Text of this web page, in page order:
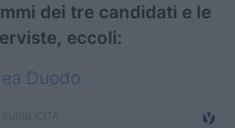
dei tre candidati e le
eccoli:
Duodo